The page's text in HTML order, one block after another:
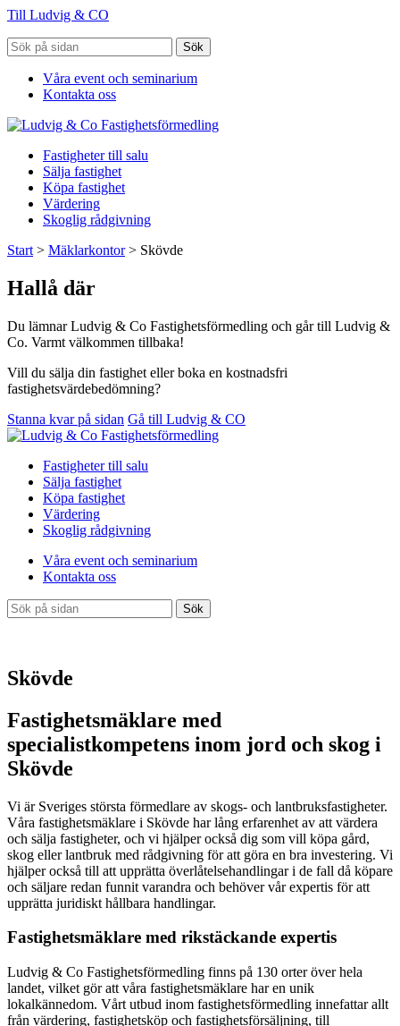
Till Ludvig & CO
Sök
Våra event och seminarium
Kontakta oss
Fastigheter till salu
Sälja fastighet
Köpa fastighet
Värdering
Skoglig rådgivning
Start > Mäklarkontor> Skövde
Hallå där
Du lämnar Ludvig & Co Fastighetsförmedling och går till Ludvig &
Co. Varmt välkommen tillbaka!
Vill du sälja din fastighet eller boka en kostnadsfri
fastighetsvärdebedömning?
Stanna kvar på sidan Gå till Ludvig & CO
Fastigheter till salu
Sälja fastighet
Köpa fastighet
Värdering
Skoglig rådgivning
Våra event och seminarium
Kontakta oss
Sök
Skövde
Fastighetsmäklare med
specialistkompetens inom jord och skog i
Skövde
Vi är Sveriges största förmedlare av skogs- och lantbruksfastigheter.
Våra fastighetsmäklare i Skövde har lång erfarenhet av att värdera
och sälja fastigheter, och vi hjälper också dig som vill köpa gård,
skog eller lantbruk med rådgivning för att göra en bra investering. Vi
hjälper också till att upprätta överlåtelsehandlingar i de fall då köpare
och säljare redan funnit varandra och behöver vår expertis för att
upprätta juridiskt hållbara handlingar.
Fastighetsmäklare med rikstäckande expertis
Ludvig & Co Fastighetsförmedling finns på 130 orter över hela
landet, vilket gör att våra fastighetsmäklare har en unik
lokalkännedom. Vårt utbud inom fastighetsförmedling innefattar allt
från värdering, fastighetsköp och fastighetsförsäljning, till